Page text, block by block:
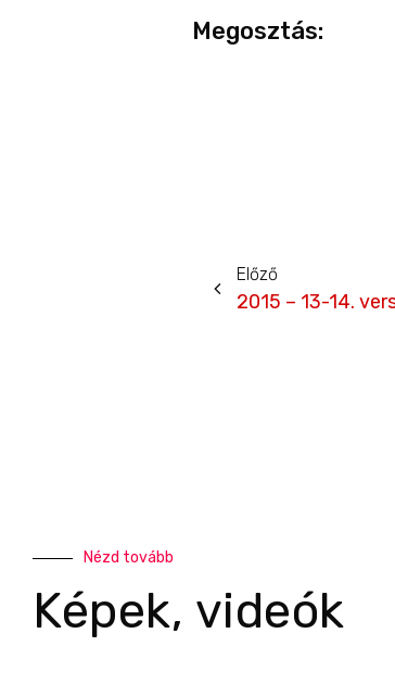
Megosztás:
Előző
2015 – 13-14.
Nézd tovább
Képek, videók